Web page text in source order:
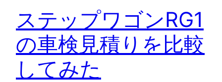
ステップワゴンRG1
の車検見積りを比較
してみた